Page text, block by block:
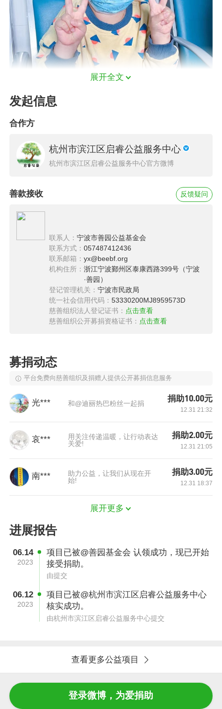
“
身体健康 亲人安在 现实安稳！曾几何时 许过一
次又一次的愿望！在2021年8月21日被确诊“急性
病？怎么可能？想必大家和我一样，更多的是吃
惊 不理解，这个原先只在电影里看到过的名词。
及时接受治疗孩子会有生命危险！看到诊断书和
病危通知书时，像睛天霹雳一样击碎了我们整个
家庭，活泼可爱的孩子瞬问被告知生命垂危，听
到这个噩耗我感到天旋地转，真的感觉天塌了下
但是又有什么办法呢，为了孩子我天塌了下来。
但是又有什么办法呢，为了孩子我们必须接受现
实，住院治疗，患病至今将近-年。大量化疗药物
常，儿子2022年1月23日化疗。
展开全文
发起信息
合作方
杭州市滨江区启睿公益服务中心
杭州市滨江区启睿公益服务中心官方微博
善款接收
联系人：宁波市善园公益基金会
联系方式：057487412436
联系邮箱：yx@beebf.org
机构住所：浙江宁波鄞州区泰康西路399号（宁波
·善园）
登记管理机关：宁波市民政局
统一社会信用代码：53330200MJ8959573D
慈善组织法人登记证书： 点击查看
慈善组织公开募捐资格证书： 点击查看
反馈疑问
募捐动态
平台免费向慈善组织及捐赠人提供公开募捐信息服务
光*** 和@迪丽热巴粉丝一起捐
捐助10.00元
12.31 21:32
哀***
用关注传递温暖，让行动表达
关爱!
捐助2.00元
12.31 21:05
南***
助力公益，让我们从现在开
始!
捐助3.00元
12.31 18:37
展开更多
进展报告
06.14
2023
项目已被@善园基金会 认领成功，现已开始
接受捐助。
由提交
06.12
2023
项目已被@杭州市滨江区启睿公益服务中心
核实成功。
由杭州市滨江区启睿公益服务中心提交
查看更多公益项目
登录微博，为爱捐助